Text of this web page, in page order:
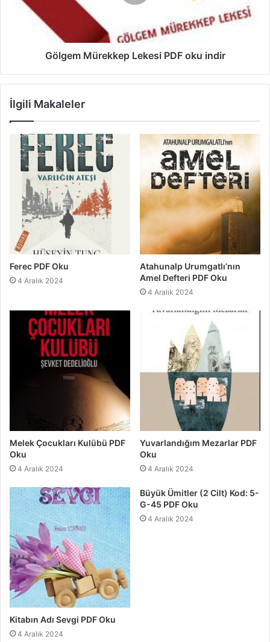
Gölgem Mürekkep Lekesi PDF oku indir
İlgili Makaleler
Ferec PDF Oku
4 Aralık 2024
Atahunalp Urumgatlı’nın
Amel Defteri PDF Oku
4 Aralık 2024
Melek Çocukları Kulübü PDF
Oku
4 Aralık 2024
Yuvarlandığım Mezarlar PDF
Oku
4 Aralık 2024
Kitabın Adı Sevgi PDF Oku
4 Aralık 2024
Büyük Ümitler (2 Cilt) Kod: 5-
G-45 PDF Oku
4 Aralık 2024